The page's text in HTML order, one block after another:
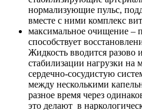
нормализующие пульс,
вместе с ними комплекс
максимальное очищение –
способствует
Жидкость вводится разово
стабилизации нагрузки на
сердечно-сосудистую
между несколькими
разное время через
это делают в